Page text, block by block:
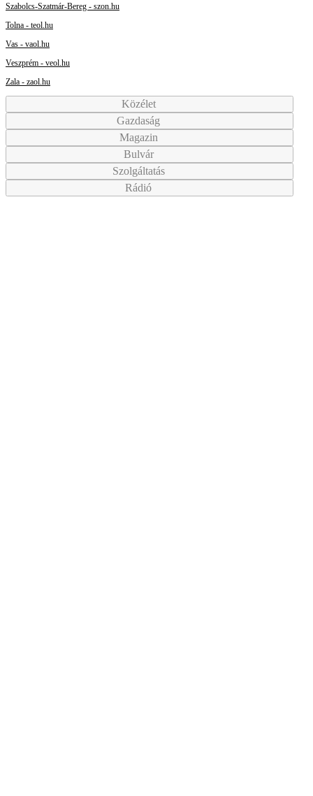
Szabolcs-Szatmár-Bereg - szon.hu
Tolna - teol.hu
Vas - vaol.hu
Veszprém - veol.hu
Zala - zaol.hu
Közélet
Gazdaság
Magazin
Bulvár
Szolgáltatás
Rádió